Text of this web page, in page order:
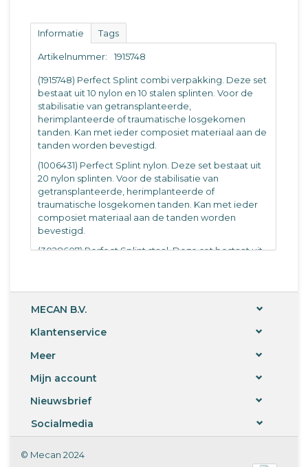
Informatie Tags
Artikelnummer: 1915748
(1915748) Perfect Splint combi verpakking. Deze set
bestaat uit 10 nylon en 10 stalen splinten. Voor de
stabilisatie van getransplanteerde,
herimplanteerde of traumatische losgekomen
tanden. Kan met ieder composiet materiaal aan de
tanden worden bevestigd.
(1006431) Perfect Splint nylon. Deze set bestaat uit
20 nylon splinten. Voor de stabilisatie van
getransplanteerde, herimplanteerde of
traumatische losgekomen tanden. Kan met ieder
composiet materiaal aan de tanden worden
bevestigd.
(3028607) Perfect Splint staal. Deze set bestaat uit
traumatische losgekomen tanden. Kan met ieder
bevestigd.
MECAN B.V.
Klantenservice
Meer
Mijn account
Nieuwsbrief
Socialmedia